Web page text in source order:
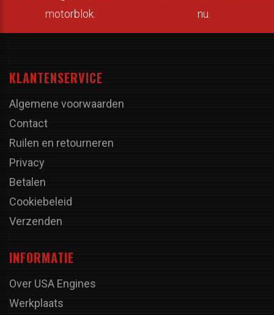
motorblok.
nu.
KLANTENSERVICE
Algemene voorwaarden
Contact
Ruilen en retourneren
Privacy
Betalen
Cookiebeleid
Verzenden
INFORMATIE
Over USA Engines
Werkplaats